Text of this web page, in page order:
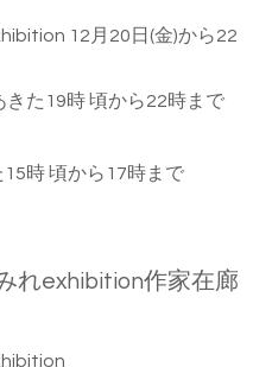
12月20日(金)から22
た19時 頃から22時まで
時 頃から17時まで
れexhibition作家在廊